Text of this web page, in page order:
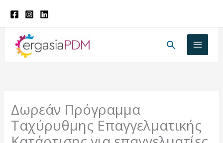
στο
περιεχόμενο
Δωρεάν Πρόγραμμα
Ταχύρυθμης Επαγγελματικής